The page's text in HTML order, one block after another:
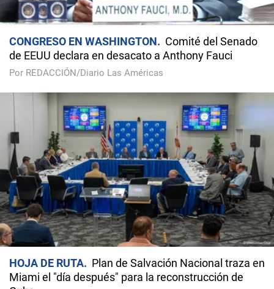
CONGRESO EN WASHINGTON
Comité del Senado
de EEUU declara en desacato a Anthony Fauci
Por REDACCIÓN/Diario Las Américas
HOJA DE RUTA
Plan de Salvación Nacional traza en
Miami el "día después" para la reconstrucción de